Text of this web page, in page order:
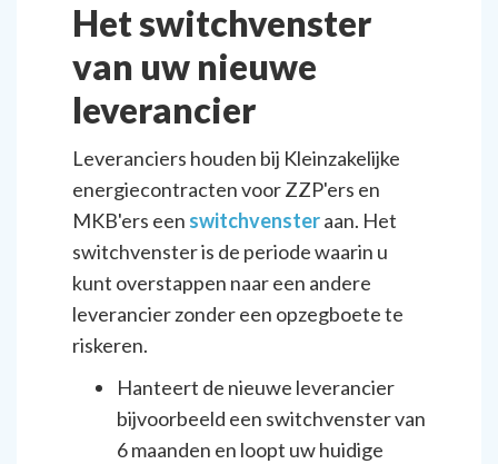
Het switchvenster
van uw nieuwe
leverancier
Leveranciers houden bij Kleinzakelijke
energiecontracten voor ZZP'ers en
MKB'ers een switchvensteraan. Het
switchvenster is de periode waarin u
kunt overstappen naar een andere
leverancier zonder een opzegboete te
riskeren.
Hanteert de nieuwe leverancier
bijvoorbeeld een switchvenster van
6 maanden en loopt uw huidige